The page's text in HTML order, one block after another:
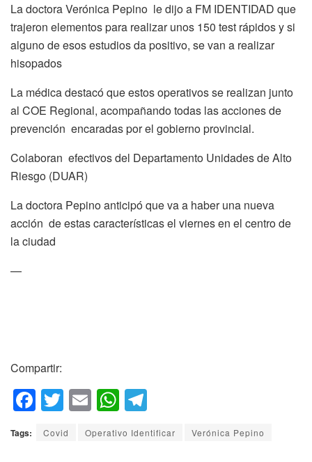
La doctora Verónica Pepino le dijo a FM IDENTIDAD que
trajeron elementos para realizar unos 150 test rápidos y si
alguno de esos estudios da positivo, se van a realizar
hisopados
La médica destacó que estos operativos se realizan junto
al COE Regional, acompañando todas las acciones de
prevención encaradas por el gobierno provincial.
Colaboran efectivos del Departamento Unidades de Alto
Riesgo (DUAR)
La doctora Pepino anticipó que va a haber una nueva
acción de estas características el viernes en el centro de
la ciudad
—
Compartir:
F
a
c
T
wi
tt
E
m
ail
W
at
el
e
Tags: Covid Operativo Identificar Verónica Pepino